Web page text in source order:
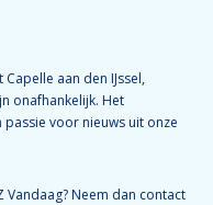
aan den IJssel,
onafhankelijk. Het
voor nieuws uit onze
Vandaag? Neem dan contact